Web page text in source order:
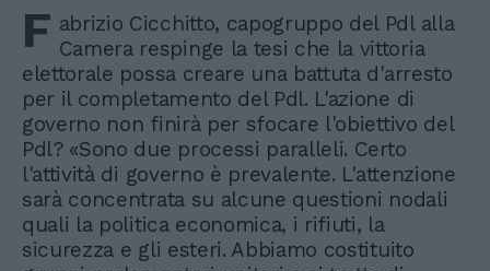
F abrizio Cicchitto, capogruppo del Pdl alla
Camera respinge la tesi che la vittoria
elettorale possa creare una battuta d'arresto
per il completamento del Pdl. L'azione di
governo non finirà per sfocare l'obiettivo del
Pdl? «Sono due processi paralleli. Certo
l'attività di governo è prevalente. L'attenzione
sarà concentrata su alcune questioni nodali
quali la politica economica, i rifiuti, la
sicurezza e gli esteri. Abbiamo costituito